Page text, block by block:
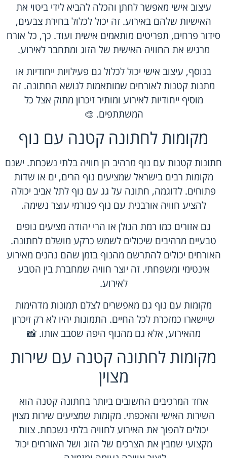
עיצוב אישי מאפשר לחתן והכלה להביא לידי ביטוי את
האישיות שלהם באירוע. זה יכול לכלול בחירת צבעים,
סידור פרחים, תפריטים מותאמים אישית ועוד. כך, כל אורח
מרגיש את החוויה האישית של הזוג ומתחבר לאירוע.
בנוסף, עיצוב אישי יכול לכלול גם פעילויות ייחודיות או
מתנות קטנות לאורחים שמותאמות לנושא החתונה. זה
מוסיף ייחודיות לאירוע ומותיר זיכרון מתוק אצל כל
המשתתפים. 🎨
מקומות לחתונה קטנה עם נוף
חתונות קטנות עם נוף מרהיב הן חוויה בלתי נשכחת. ישנם
מקומות רבים בישראל שמציעים נוף הרים, ים או שדות
פתוחים. לדוגמה, חתונה על גג עם נוף לתל אביב יכולה
להציע חוויה אורבנית עם נוף פנורמי עוצר נשימה.
גם אזורים כמו רמת הגולן או הרי יהודה מציעים נופים
טבעיים מרהיבים שיכולים לשמש כרקע מושלם לחתונה.
האורחים יכולים להתרשם מהנוף בזמן שהם נהנים מאירוע
אינטימי ומשפחתי. זה יוצר חוויה שמחברת בין הטבע
לאירוע.
מקומות עם נוף גם מאפשרים לצלם תמונות מדהימות
שיישארו כמזכרת לכל החיים. התמונות יהיו לא רק זיכרון
מהאירוע, אלא גם מהנוף היפה שסבב אותו. 📸
מקומות לחתונה קטנה עם שירות
מצוין
אחד המרכיבים החשובים ביותר בחתונה קטנה הוא
השירות האישי והאכפתי. מקומות שמציעים שירות מצוין
יכולים להפוך את האירוע לחוויה בלתי נשכחת. צוות
מקצועי שמבין את הצרכים של הזוג ושל האורחים יכול